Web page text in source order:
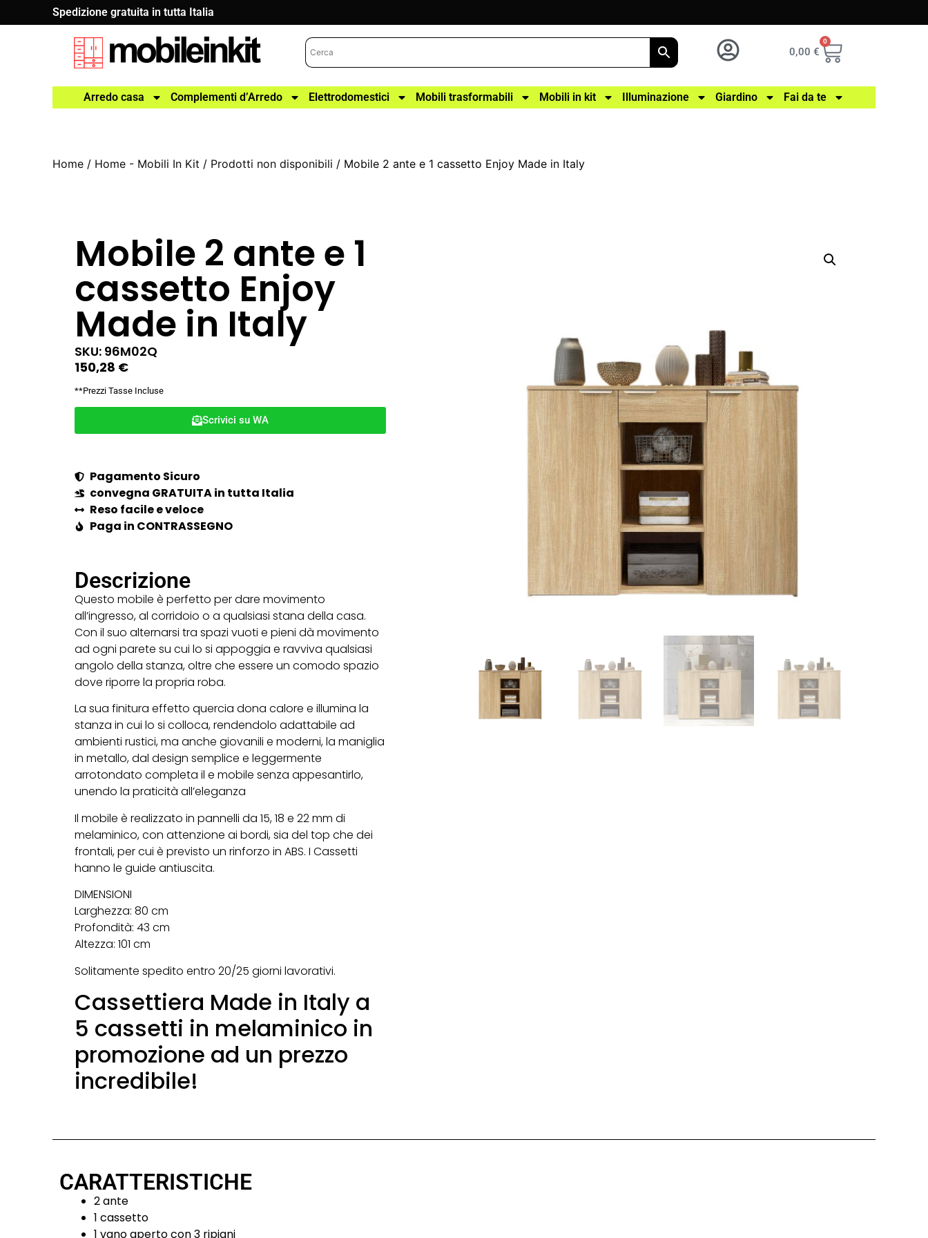
Spedizione gratuita in tutta Italia
0,00 €
0
Arredo casa Complementi d’Arredo Elettrodomestici Mobili trasformabili Mobili in kit Illuminazione Giardino Fai da te
Home / Home - Mobili In Kit / Prodotti non disponibili / Mobile 2 ante e 1 cassetto Enjoy Made in Italy
Mobile 2 ante e 1
cassetto Enjoy
Made in Italy
SKU: 96M02Q
150,28 €
**Prezzi Tasse Incluse
Scrivici su WA
Pagamento Sicuro
convegna GRATUITA in tutta Italia
Reso facile e veloce
Paga in CONTRASSEGNO
Descrizione
Questo mobile è perfetto per dare movimento
all’ingresso, al corridoio o a qualsiasi stana della casa.
Con il suo alternarsi tra spazi vuoti e pieni dà movimento
ad ogni parete su cui lo si appoggia e ravviva qualsiasi
angolo della stanza, oltre che essere un comodo spazio
dove riporre la propria roba.
La sua finitura effetto quercia dona calore e illumina la
stanza in cui lo si colloca, rendendolo adattabile ad
ambienti rustici, ma anche giovanili e moderni, la maniglia
in metallo, dal design semplice e leggermente
arrotondato completa il e mobile senza appesantirlo,
unendo la praticità all’eleganza
Il mobile è realizzato in pannelli da 15, 18 e 22 mm di
melaminico, con attenzione ai bordi, sia del top che dei
frontali, per cui è previsto un rinforzo in ABS. I Cassetti
hanno le guide antiuscita.
DIMENSIONI
Larghezza: 80 cm
Profondità: 43 cm
Altezza: 101 cm
Solitamente spedito entro 20/25 giorni lavorativi.
Cassettiera Made in Italy a
5 cassetti in melaminico in
promozione ad un prezzo
incredibile!
CARATTERISTICHE
2 ante
1 cassetto
1 vano aperto con 3 ripiani